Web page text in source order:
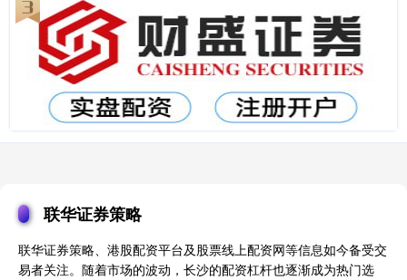
联华证券策略
联华证券策略、港股配资平台及股票线上配资网等信息如今备受交
易者关注。随着市场的波动，长沙的配资杠杆也逐渐成为热门选